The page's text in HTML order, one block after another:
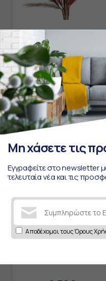
Μη χάσετε τις
Εγγραφείτε στο newsletter
τελευταία νέα και τις
Αποδέχομαι τουςΌρους
717-92-017
ΚΛΑΔΙ ΧΝΟΥΔΩΤΟ
Fylliana 7460 ΔΙΑΦΟΡΑ
ΧΡΩΜΑΤΑ
5,50€ 5,50€
717-123-036